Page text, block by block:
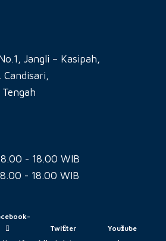
Jangli – Kasipah,
Candisari,
- 18.00 WIB
- 18.00 WIB
Twitter Youtube